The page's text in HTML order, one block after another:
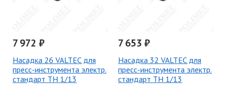
7 972 ₽
Насадка 26 VALTEC для
пресс-инструмента электр.
стандарт TH 1/13
7 653 ₽
Насадка 32 VALTEC для
пресс-инструмента электр.
стандарт TH 1/13